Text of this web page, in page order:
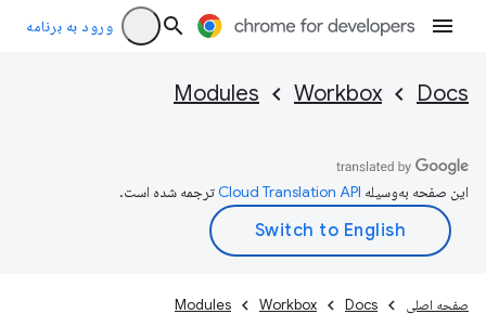
ورود به برنامه
Docs
Workbox
Modules
این صفحه به‌وسیله ترجمه شده است.
صفحه اصلی Docs
Workbox
Modules